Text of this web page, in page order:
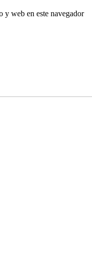
y web en este navegador